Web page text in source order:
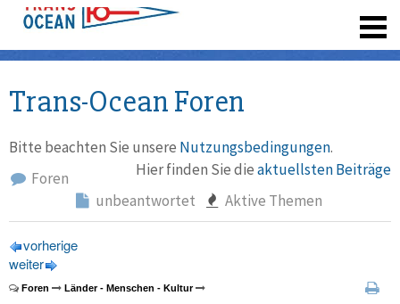
Trans-Ocean Foren
Bitte beachten Sie unsere Nutzungsbedingungen.
Hier finden Sie dieaktuellsten Beiträge
Foren
unbeantwortet
Aktive Themen
vorherige
weiter
Foren Länder - Menschen - Kultur